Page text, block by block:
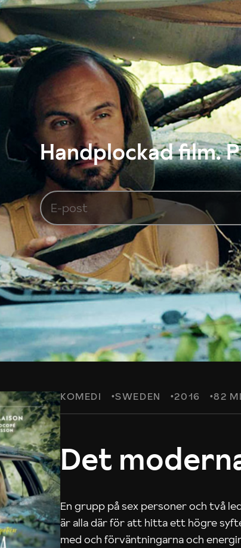
Handplockad film.
KOMEDI SWEDEN 2016 82
Det
En grupp på sex personer och två
är alla där för att hitta ett högre
med och förväntningarna och